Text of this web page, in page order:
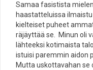
Samaa fasistista
haastatteluissa ilmaistu
kielteiset puheet
räjäyttää se. Minun oli
lähteeksi kotimaista
istuisi paremmin aidon
Mutta uskottavahan se